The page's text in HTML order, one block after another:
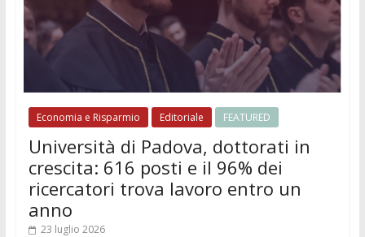
Economia e Risparmio Editoriale FEATURED
Università di Padova, dottorati in
crescita: 616 posti e il 96% dei
ricercatori trova lavoro entro un
anno
23 luglio 2026